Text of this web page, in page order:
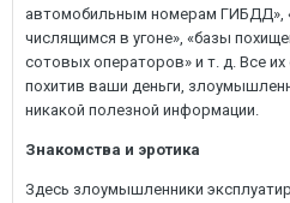
автомобильным номерам ГИБДД»,
числящимся в угоне», «базы
сотовых операторов» и т. д. Все
похитив ваши деньги,
никакой полезной информации.
Знакомства и эротика
Здесь злоумышленники